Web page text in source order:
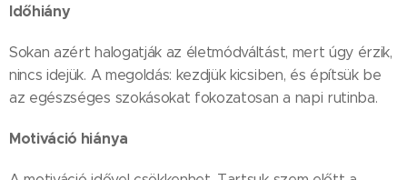
Időhiány
Sokan azért halogatják az életmódváltást, mert úgy érzik,
nincs idejük. A megoldás: kezdjük kicsiben, és építsük be
az egészséges szokásokat fokozatosan a napi rutinba.
Motiváció hiánya